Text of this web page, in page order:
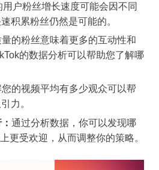
用户粉丝增长速度可能会因不同
积累粉丝仍然是可能的。
的粉丝意味着更多的互动性和
的数据分析可以帮助您了解哪
您的视频平均有多少观众可以帮
力。
通过分析数据，你可以发现哪
更受欢迎，从而调整你的策略。